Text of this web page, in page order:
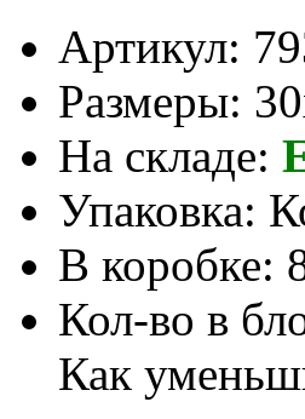
Артикул:
Размеры:
На складе:
Упаковка:
В коробке:
Кол-во в
Как